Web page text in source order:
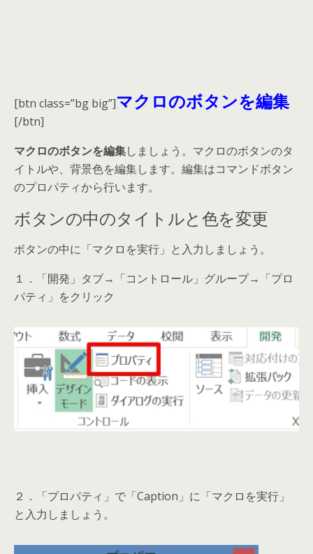
[btn class=”bg big”]マクロのボタンを編集
[/btn]
マクロのボタンを編集しましょう。マクロのボタンのタ
イトルや、背景色を編集します。編集はコマンドボタン
のプロパティから行います。
ボタンの中のタイトルと色を変更
ボタンの中に「マクロを実行」と入力しましょう。
１．「開発」タブ→「コントロール」グループ→「プロ
パティ」をクリック
２．「プロパティ」で「Caption」に「マクロを実行」
と入力しましょう。